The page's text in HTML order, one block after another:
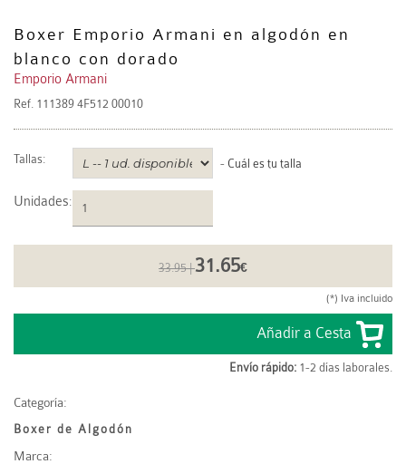
Boxer Emporio Armani en algodón en
blanco con dorado
Emporio Armani
Ref. 111389 4F512 00010
Tallas: - Cuál es tu talla
Unidades:
33.95 |31.65€
(*) Iva incluido
Envío rápido: 1-2 días laborales.
Categoría:
Boxer de Algodón
Marca: